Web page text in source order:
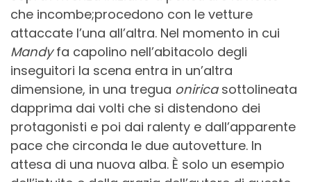
che incombe;procedono con le vetture
attaccate l’una all’altra. Nel momento in cui
Mandyfa capolino nell’abitacolo degli
inseguitori la scena entra in un’altra
dimensione, in una tregua oniricasottolineata
dapprima dai volti che si distendono dei
protagonisti e poi dai ralenty e dall’apparente
pace che circonda le due autovetture. In
attesa di una nuova alba. È solo un esempio